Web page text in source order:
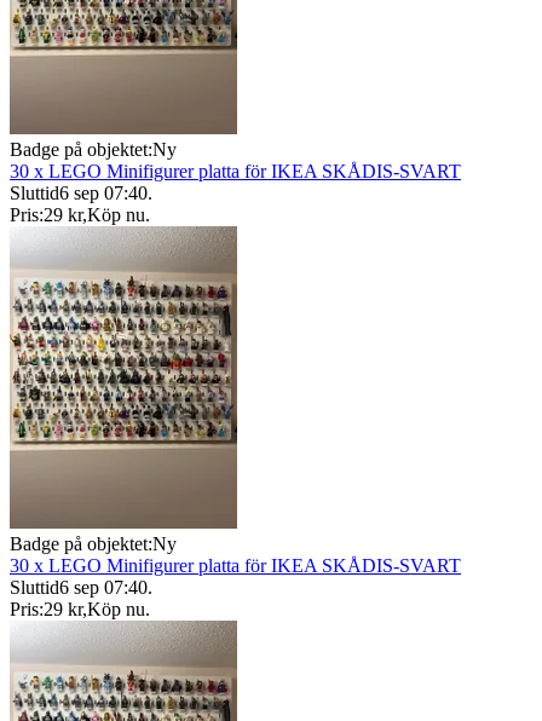
Badge på objektet:Ny
30 x LEGO Minifigurer platta för IKEA SKÅDIS-SVART
Sluttid6 sep 07:40.
Pris:29 kr,Köp nu.
Badge på objektet:Ny
30 x LEGO Minifigurer platta för IKEA SKÅDIS-SVART
Sluttid6 sep 07:40.
Pris:29 kr,Köp nu.